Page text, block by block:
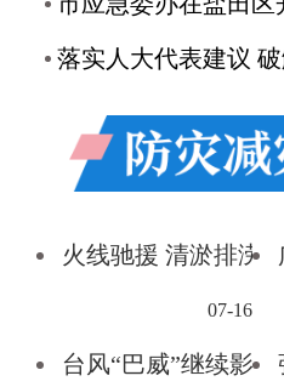
火线驰援 清淤排涝 广
07-16
台风“巴威”继续影